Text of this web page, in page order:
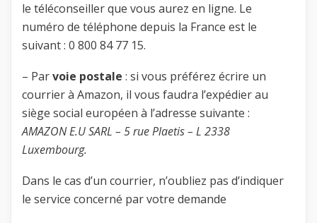
le téléconseiller que vous aurez en ligne. Le
numéro de téléphone depuis la France est le
suivant : 0 800 84 77 15.
– Parvoie postale : si vous préférez écrire un
courrier à Amazon, il vous faudra l’expédier au
siège social européen à l’adresse suivante :
AMAZON E.U SARL – 5 rue Plaetis – L 2338
Luxembourg.
Dans le cas d’un courrier, n’oubliez pas d’indiquer
le service concerné par votre demande